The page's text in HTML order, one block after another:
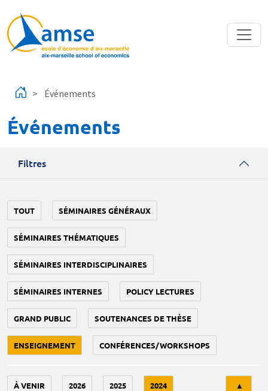
Événements
Événements
Filtres
TOUT SÉMINAIRES GÉNÉRAUX
SÉMINAIRES THÉMATIQUES
SÉMINAIRES INTERDISCIPLINAIRES
SÉMINAIRES INTERNES POLICY LECTURES
GRAND PUBLIC SOUTENANCES DE THÈSE
ENSEIGNEMENT CONFÉRENCES/WORKSHOPS
À VENIR 2026 2025 2024 ▲